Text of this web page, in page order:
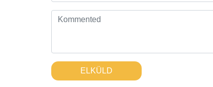
ELKÜLD